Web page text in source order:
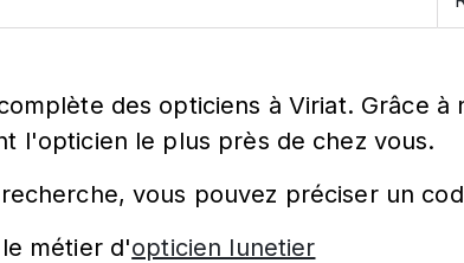
des opticiens à Viriat. Grâce à
l'opticien le plus près de chez vous.
vous pouvez préciser un
métier d'opticien lunetier